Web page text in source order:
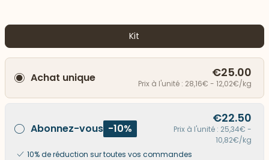
vers le bas
Kit
Achat unique €25.00
Prix à l'unité : 28,16€ - 12,02€/kg
Abonnez-vous -10%
€22.50
Prix à l'unité : 25,34€ -
10,82€/kg
10% de réduction sur toutes vos commandes